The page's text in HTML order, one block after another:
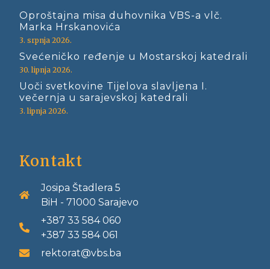
Oproštajna misa duhovnika VBS-a vlč.
Marka Hrskanovića
3. srpnja 2026.
Svećeničko ređenje u Mostarskoj katedrali
30. lipnja 2026.
Uoči svetkovine Tijelova slavljena I.
večernja u sarajevskoj katedrali
3. lipnja 2026.
Kontakt
Josipa Štadlera 5
BiH - 71000 Sarajevo
+387 33 584 060
+387 33 584 061
rektorat@vbs.ba